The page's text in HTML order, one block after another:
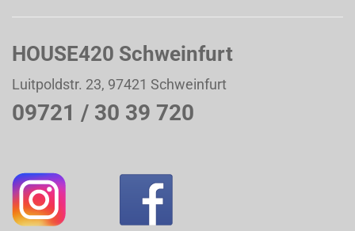
HOUSE420 Schweinfurt
Luitpoldstr. 23, 97421 Schweinfurt
09721 / 30 39 720